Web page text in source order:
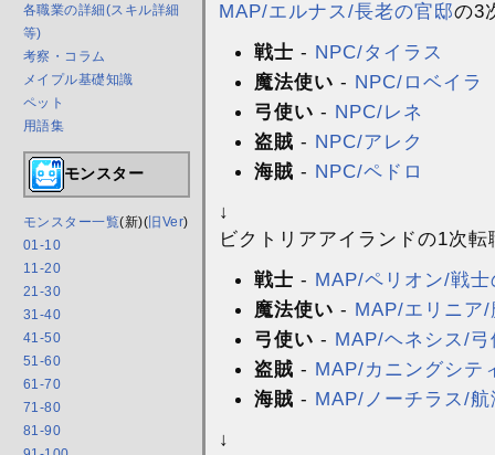
各職業の詳細(スキル詳細
等)
考察・コラム
メイプル基礎知識
ペット
用語集
モンスター
モンスター一覧(新)( 旧Ver)
01-10
11-20
21-30
31-40
41-50
51-60
61-70
71-80
81-90
MAP/エルナス/長老の官邸の3
戦士 - NPC/タイラス
魔法使い - NPC/ロベイラ
弓使い - NPC/レネ
盗賊 - NPC/アレク
海賊 - NPC/ペドロ
↓
ビクトリアアイランドの1次
戦士 - MAP/ペリオン/戦士
魔法使い - MAP/エリニア
弓使い - MAP/ヘネシス/
盗賊 - MAP/カニングシテ
海賊 - MAP/ノーチラス/航
↓